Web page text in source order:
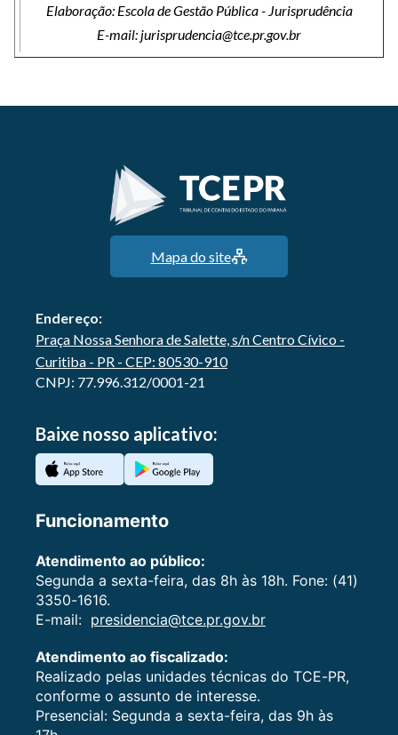
Elaboração: Escola de Gestão Pública - Jurisprudência
E-mail: jurisprudencia@tce.pr.gov.br
Mapa do site
Endereço:
Praça Nossa Senhora de Salette, s/n Centro Cívico -
Curitiba - PR - CEP: 80530-910
CNPJ: 77.996.312/0001-21
Baixe nosso aplicativo:
Funcionamento
Atendimento ao público:
Segunda a sexta-feira, das 8h às 18h. Fone: (41)
3350-1616.
E-mail: presidencia@tce.pr.gov.br
Atendimento ao fiscalizado:
Realizado pelas unidades técnicas do TCE-PR,
conforme o assunto de interesse.
Presencial: Segunda a sexta-feira, das 9h às